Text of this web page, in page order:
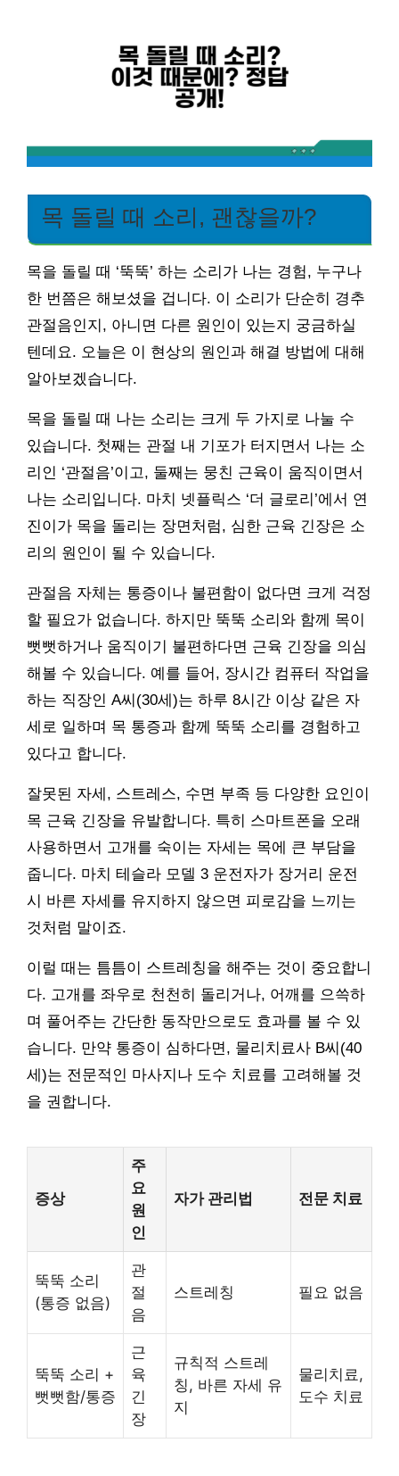
목 돌릴 때 소리, 괜찮을까?
목을 돌릴 때 ‘뚝뚝’ 하는 소리가 나는 경험, 누구나
한 번쯤은 해보셨을 겁니다. 이 소리가 단순히 경추
관절음인지, 아니면 다른 원인이 있는지 궁금하실
텐데요. 오늘은 이 현상의 원인과 해결 방법에 대해
알아보겠습니다.
목을 돌릴 때 나는 소리는 크게 두 가지로 나눌 수
있습니다. 첫째는 관절 내 기포가 터지면서 나는 소
리인 ‘관절음’이고, 둘째는 뭉친 근육이 움직이면서
나는 소리입니다. 마치 넷플릭스 ‘더 글로리’에서 연
진이가 목을 돌리는 장면처럼, 심한 근육 긴장은 소
리의 원인이 될 수 있습니다.
관절음 자체는 통증이나 불편함이 없다면 크게 걱정
할 필요가 없습니다. 하지만 뚝뚝 소리와 함께 목이
뻣뻣하거나 움직이기 불편하다면 근육 긴장을 의심
해볼 수 있습니다. 예를 들어, 장시간 컴퓨터 작업을
하는 직장인 A씨(30세)는 하루 8시간 이상 같은 자
세로 일하며 목 통증과 함께 뚝뚝 소리를 경험하고
있다고 합니다.
잘못된 자세, 스트레스, 수면 부족 등 다양한 요인이
목 근육 긴장을 유발합니다. 특히 스마트폰을 오래
사용하면서 고개를 숙이는 자세는 목에 큰 부담을
줍니다. 마치 테슬라 모델 3 운전자가 장거리 운전
시 바른 자세를 유지하지 않으면 피로감을 느끼는
것처럼 말이죠.
이럴 때는 틈틈이 스트레칭을 해주는 것이 중요합니
다. 고개를 좌우로 천천히 돌리거나, 어깨를 으쓱하
며 풀어주는 간단한 동작만으로도 효과를 볼 수 있
습니다. 만약 통증이 심하다면, 물리치료사 B씨(40
세)는 전문적인 마사지나 도수 치료를 고려해볼 것
을 권합니다.
증상
주
요
원
인
자가 관리법 전문 치료
뚝뚝 소리
(통증 없음)
관
절
음
스트레칭 필요 없음
뚝뚝 소리 +
뻣뻣함/통증
근
육
긴
장
규칙적 스트레
칭, 바른 자세 유
지
물리치료,
도수 치료